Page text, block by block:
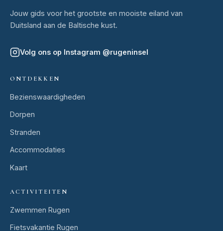
Jouw gids voor het grootste en mooiste eiland van
Duitsland aan de Baltische kust.
Volg ons op Instagram @rugeninsel
ONTDEKKEN
Bezienswaardigheden
Dorpen
Stranden
Accommodaties
Kaart
ACTIVITEITEN
Zwemmen Rugen
Fietsvakantie Rugen